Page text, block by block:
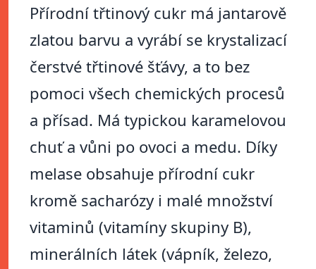
Přírodní třtinový cukr má jantarově
zlatou barvu a vyrábí se krystalizací
čerstvé třtinové šťávy, a to bez
pomoci všech chemických procesů
a přísad. Má typickou karamelovou
chuť a vůni po ovoci a medu. Díky
melase obsahuje přírodní cukr
kromě sacharózy i malé množství
vitaminů (vitamíny skupiny B),
minerálních látek (vápník, železo,